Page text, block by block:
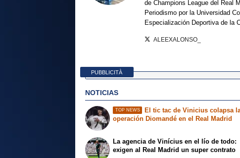
de Champions League del Real
Periodismo por la Universidad
Especialización Deportiva de la
ALEEXALONSO_
PUBBLICITÀ
NOTICIAS
TOP NEWS
El tic tac de Vinicius colapsa
operación Diomandé en el Real Madrid
La agencia de Vinícius en el lío de todo:
exigen al Real Madrid un super contrato